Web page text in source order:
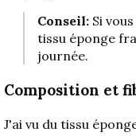
Conseil: Si
tissu éponge
journée.
Composition et
J'ai vu du tissu